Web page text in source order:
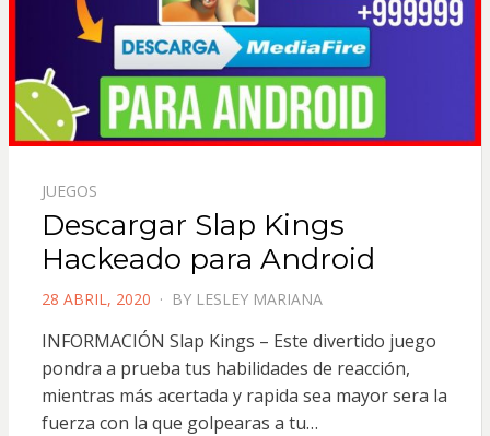
JUEGOS
Descargar Slap Kings
Hackeado para Android
POSTED
28 ABRIL, 2020 BY LESLEY MARIANA
INFORMACIÓN Slap Kings – Este divertido juego
pondra a prueba tus habilidades de reacción,
mientras más acertada y rapida sea mayor sera la
fuerza con la que golpearas a tu…